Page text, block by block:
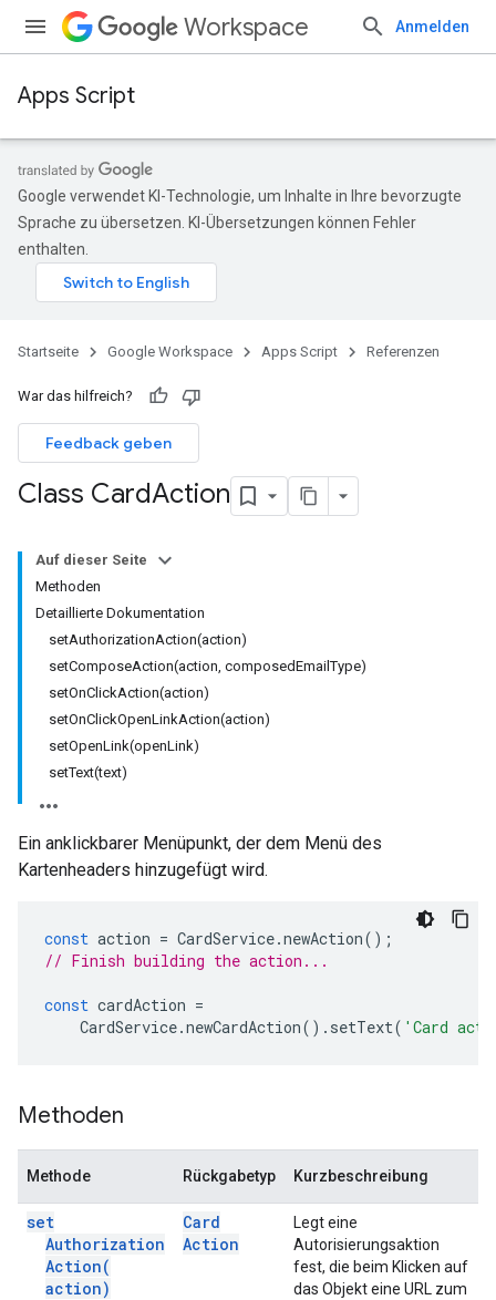
Workspace Anmelden
Apps Script
Google verwendet KI-Technologie, um Inhalte in Ihre bevorzugte
Sprache zu übersetzen. KI-Übersetzungen können Fehler
enthalten.
Startseite Google Workspace Apps Script Referenzen
War das hilfreich?
Feedback geben
Class CardAction
Auf dieser Seite
Methoden
Detaillierte Dokumentation
setAuthorizationAction(action)
setComposeAction(action, composedEmailType)
setOnClickAction(action)
setOnClickOpenLinkAction(action)
setOpenLink(openLink)
setText(text)
Ein anklickbarer Menüpunkt, der dem Menü des
Kartenheaders hinzugefügt wird.
const action = CardService.newAction();
// Finish building the action...
const cardAction =
CardService.newCardAction(). setText( 'Card
Methoden
Methode Rückgabetyp Kurzbeschreibung
set
Authorization
Action(
action)
Card
Action
Legt eine
Autorisierungsaktion
fest, die beim Klicken auf
das Objekt eine URL zum